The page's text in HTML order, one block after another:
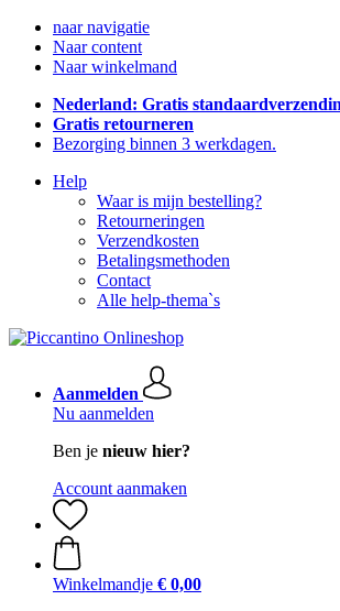
naar navigatie
Naar content
Naar winkelmand
Nederland: Gratis
Gratis retourneren
Bezorging binnen 3 werkdagen.
Help
Waar is mijn bestelling?
Retourneringen
Verzendkosten
Betalingsmethoden
Contact
Alle help-thema`s
Aanmelden
Nu aanmelden
Ben je nieuw hier?
Account aanmaken
Winkelmandje € 0,00